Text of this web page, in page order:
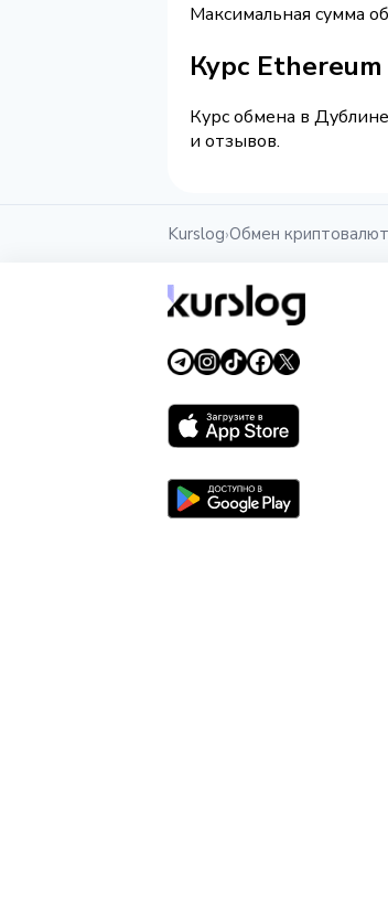
Максимальная сумма
Курс
Курс обмена в
и отзывов.
Kurslog›Обмен